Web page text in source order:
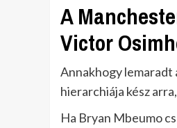
A
Victor
Annakhogy lemaradt
hierarchiája kész
Ha Bryan Mbeumo